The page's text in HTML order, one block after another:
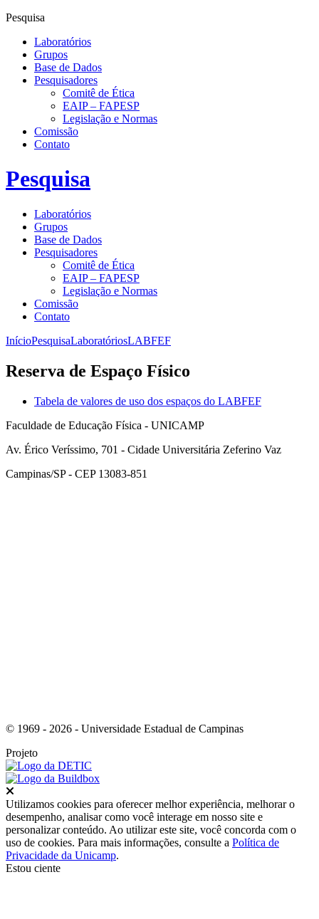
Pesquisa
Laboratórios
Grupos
Base de Dados
Pesquisadores
Comitê de Ética
EAIP – FAPESP
Legislação e Normas
Comissão
Contato
Pesquisa
Laboratórios
Grupos
Base de Dados
Pesquisadores
Comitê de Ética
EAIP – FAPESP
Legislação e Normas
Comissão
Contato
InícioPesquisaLaboratóriosLABFEF
Reserva de Espaço Físico
Tabela de valores de uso dos espaços do LABFEF
Faculdade de Educação Física - UNICAMP
Av. Érico Veríssimo, 701 - Cidade Universitária Zeferino Vaz
Campinas/SP - CEP 13083-851
© 1969 - 2026 - Universidade Estadual de Campinas
Projeto
Utilizamos cookies para oferecer melhor experiência, melhorar o
desempenho, analisar como você interage em nosso site e
personalizar conteúdo. Ao utilizar este site, você concorda com o
uso de cookies. Para mais informações, consulte a Política de
Privacidade da Unicamp.
Estou ciente